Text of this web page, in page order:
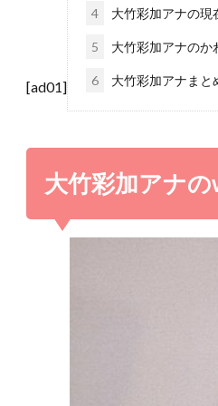
[ad01]
4 大竹彩加アナの現
5 大竹彩加アナのか
6 大竹彩加アナまと
大竹彩加アナの